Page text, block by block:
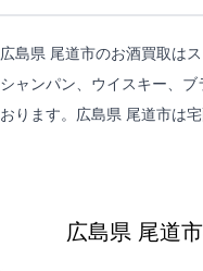
広島県 尾道市のお酒買取は
シャンパン、ウイスキー、
おります。広島県 尾道市は
広島県 尾道